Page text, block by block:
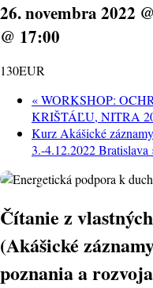
26. novembra 2022
@ 17:00
130EUR
«WORKSHOP:
KRIŠTÁĽU, NITRA
Kurz Akášické
3.-4.12.2022 Bratislava
Čítanie z
(Akášické
poznania a rozvoja